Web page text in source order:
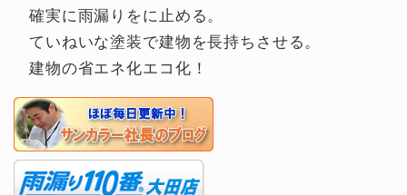
確実に雨漏りをに止める。
ていねいな塗装で建物を長持ちさせる。
建物の省エネ化エコ化！